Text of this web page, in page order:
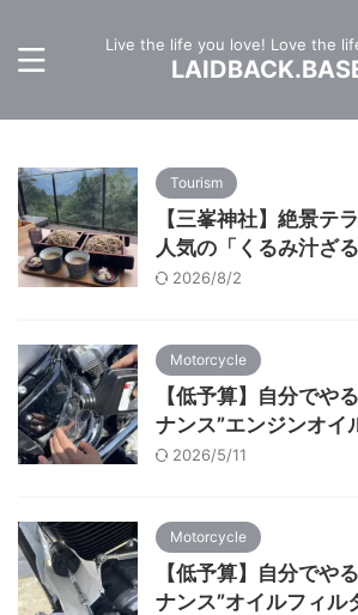
Live the life you love! Love the
Tourism
【三峯神社】絶景テ
人気の「くるみ汁ざる
2026/8/2
Motorcycle
【低予算】自分でや
ナンス”エンジンオイ
2026/5/11
Motorcycle
【低予算】自分でや
ナンス”オイルフィル